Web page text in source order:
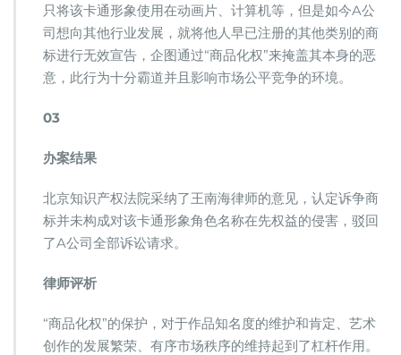
只将该卡通形象使用在动画片、计算机等，但是如今A公
司想向其他行业发展，就将他人早已注册的其他类别的商
标进行无效宣告，企图通过“商品化权”来掩盖其本身的恶
意，此行为十分霸道并且影响市场公平竞争的环境。
03
办案结果
北京知识产权法院采纳了王南海律师的意见，认定诉争商
标并未构成对该卡通形象角色名称在先权益的侵害，驳回
了A公司全部诉讼请求。
律师评析
“商品化权”的保护，对于作品知名度的维护和肯定、艺术
创作的发展繁荣、有序市场秩序的维持起到了杠杆作用。